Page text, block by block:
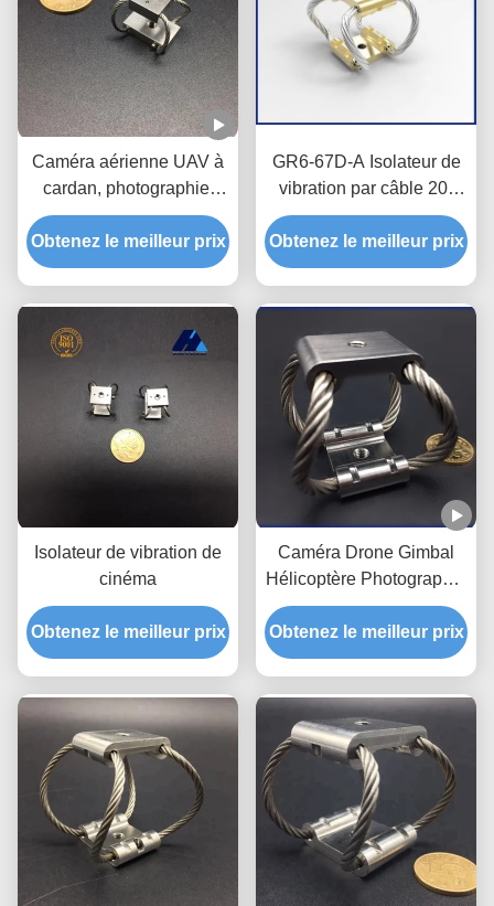
Caméra aérienne UAV à
cardan, photographie,
Drone, tournage, isolation
des chocs et des
vibrations, série GR1,
Obtenez le meilleur prix
GR6-67D-A Isolateur de
vibration par câble 20-
47N Isolation à 90% de
charge
Obtenez le meilleur prix
Isolateur de vibration de
cinéma
Obtenez le meilleur prix
Caméra Drone Gimbal
Hélicoptère Photographie
aérienne GR6-142D-A
Caméra Isolateur de
vibrations Isolateur de
Obtenez le meilleur prix